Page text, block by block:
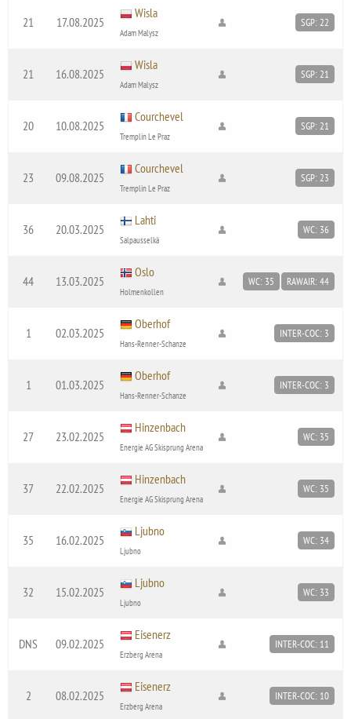
21 17.08.2025
Wisla
Adam Malysz
SGP: 22
21 16.08.2025
Wisla
Adam Malysz
SGP: 21
20 10.08.2025
Courchevel
Tremplin Le Praz
SGP: 21
23 09.08.2025
Courchevel
Tremplin Le Praz
SGP: 23
36 20.03.2025
Lahti
Salpausselkä
WC: 36
44 13.03.2025
Oslo
Holmenkollen
WC: 35 RAWAIR: 44
1 02.03.2025
Oberhof
Hans-Renner-Schanze
INTER-COC: 3
1 01.03.2025
Oberhof
Hans-Renner-Schanze
INTER-COC: 3
27 23.02.2025
Hinzenbach
Energie AG Skisprung Arena
WC: 35
37 22.02.2025
Hinzenbach
Energie AG Skisprung Arena
WC: 35
35 16.02.2025
Ljubno
Ljubno
WC: 34
32 15.02.2025
Ljubno
Ljubno
WC: 33
DNS 09.02.2025
Eisenerz
Erzberg Arena
INTER-COC: 11
2 08.02.2025
Eisenerz
Erzberg Arena
INTER-COC: 10